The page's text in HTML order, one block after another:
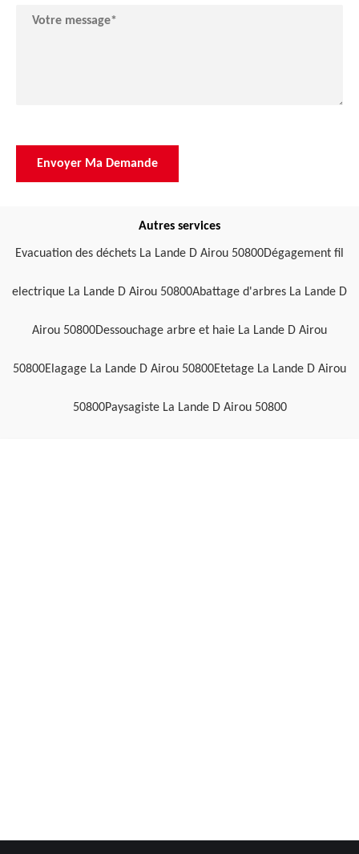
Autres services
Evacuation des déchets La Lande D Airou 50800Dégagement fil
electrique La Lande D Airou 50800Abattage d'arbres La Lande D
Airou 50800Dessouchage arbre et haie La Lande D Airou
50800Elagage La Lande D Airou 50800Etetage La Lande D Airou
50800Paysagiste La Lande D Airou 50800